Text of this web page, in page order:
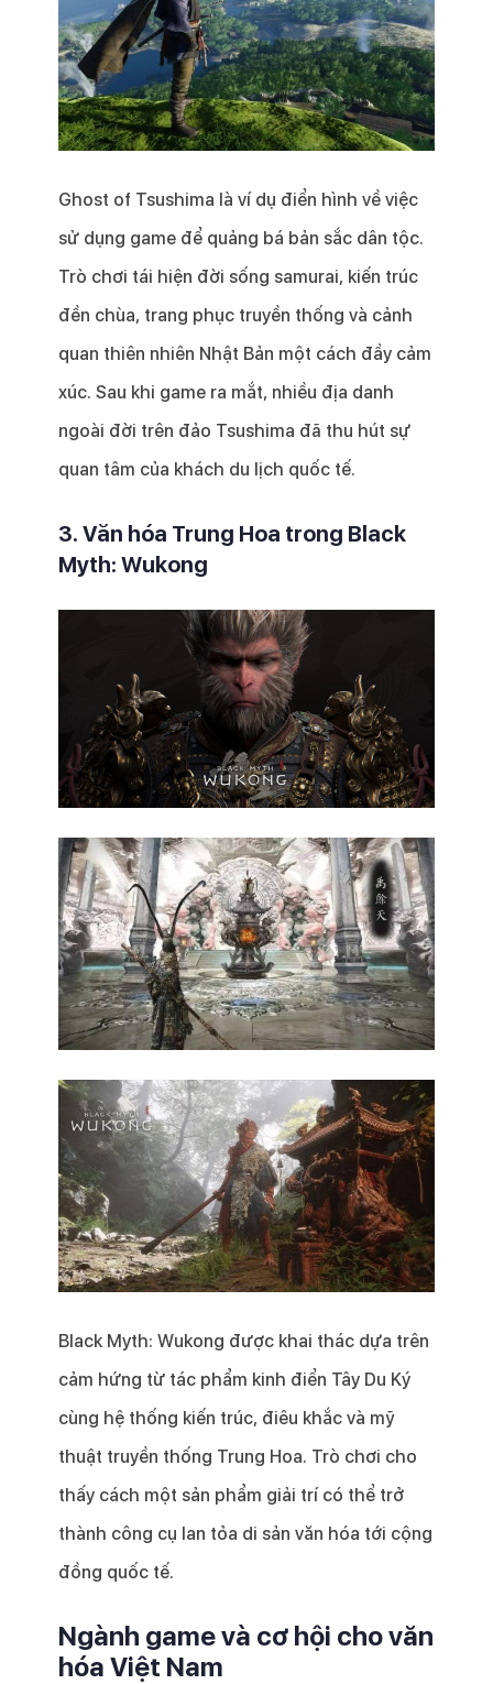
Ghost of Tsushima là ví dụ điển hình về việc
sử dụng game để quảng bá bản sắc dân tộc.
Trò chơi tái hiện đời sống samurai, kiến trúc
đền chùa, trang phục truyền thống và cảnh
quan thiên nhiên Nhật Bản một cách đầy cảm
xúc. Sau khi game ra mắt, nhiều địa danh
ngoài đời trên đảo Tsushima đã thu hút sự
quan tâm của khách du lịch quốc tế.
3. Văn hóa Trung Hoa trong Black
Myth: Wukong
Black Myth: Wukong được khai thác dựa trên
cảm hứng từ tác phẩm kinh điển Tây Du Ký
cùng hệ thống kiến trúc, điêu khắc và mỹ
thuật truyền thống Trung Hoa. Trò chơi cho
thấy cách một sản phẩm giải trí có thể trở
thành công cụ lan tỏa di sản văn hóa tới cộng
đồng quốc tế.
Ngành game và cơ hội cho văn
hóa Việt Nam